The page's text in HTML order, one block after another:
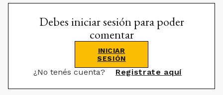
Debes iniciar sesión para poder
comentar
INICIAR
SESIÓN
¿No tenés cuenta? Registrate aquí